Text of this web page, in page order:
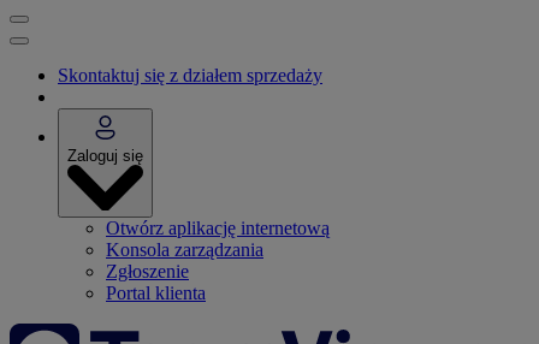
Skontaktuj się z działem sprzedaży
Zaloguj się
Otwórz aplikację internetową
Konsola zarządzania
Zgłoszenie
Portal klienta